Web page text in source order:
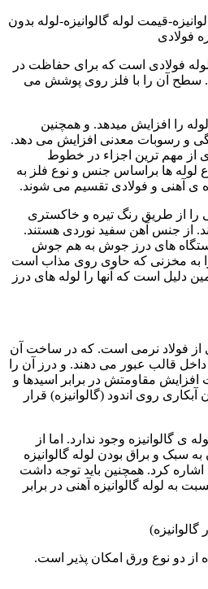
قیمت لوله گالوانیزه-لوله بدون
فولادی
لوله فولادی است که برای حفاظت در
سطح آن را با فلز روی پوشش می
را افزایش میدهد. و همچنین
و رسوبات معدنی افزایش می دهد.
از مهم ترین اجزاء در خطوط
لوله ها براساس جنس و نوع فلز به
ی آهنی و فولادی تقسیم می شوند.
را از طریق رنگ تیره و خاکستری
از جنس آهن سفید نوردی هستند.
دستگاه های درز جوش به هم جوش
به مخزنی که حاوی روی مذاب است
دلیل است که آنها را لوله های درز
از فولاد نرمی است. که در ساخت آن
قالب عبور می دهند. و درز آن را
مقاومتش در برابر اسیدها و
روی اندود (گالوانیزه) قرار
ی گالوانیزه وجود ندارد. اما از
سبک و براق بودن لوله گالوانیزه
کرد. همچنین باید توجه داشت
به لوله گالوانیزه آهنی در برابر
گالوانیزه)
از دو نوع ورق امکان پذیر است.